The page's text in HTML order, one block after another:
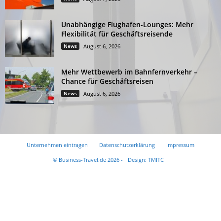
Unabhängige Flughafen-Lounges: Mehr
Flexibilität für Geschäftsreisende
News August 6, 2026
Mehr Wettbewerb im Bahnfernverkehr –
Chance für Geschäftsreisen
News August 6, 2026
Unternehmen eintragen Datenschutzerklärung
Impressum
© Business-Travel.de 2026 -
Design: TMITC